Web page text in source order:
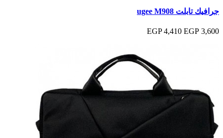
جرافيك تابلت ugee M908
3,600 EGP
4,410 EGP